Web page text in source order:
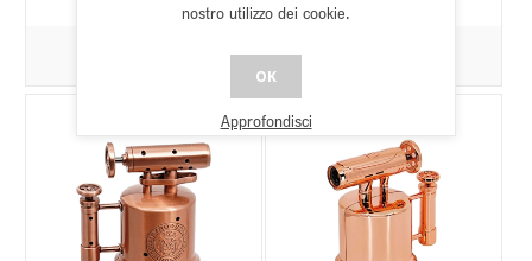
nostro utilizzo dei cookie.
OK
Approfondisci